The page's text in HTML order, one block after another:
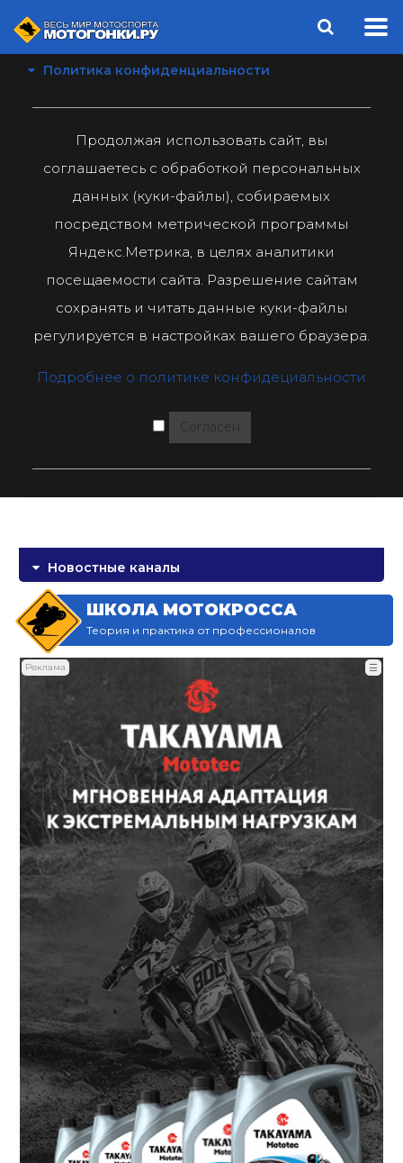
Политика конфиденциальности
Продолжая использовать сайт, вы
соглашаетесь с обработкой персональных
данных (куки-файлы), собираемых
посредством метрической программы
Яндекс.Метрика, в целях аналитики
посещаемости сайта. Разрешение сайтам
сохранять и читать данные куки-файлы
регулируется в настройках вашего браузера.
Подробнее о политике конфидециальности
Согласен
Новостные каналы
ШКОЛА МОТОКРОССА
Теория и практика от профессионалов
Реклама ☰